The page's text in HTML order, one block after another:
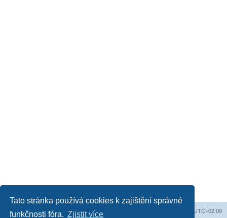
Tato stránka používá cookies k zajištění správné
funkčnosti fóra. Zjistit více
Web Obsah fóra UTC+02:00